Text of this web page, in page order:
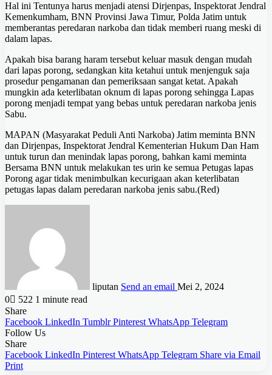
Hal ini Tentunya harus menjadi atensi Dirjenpas, Inspektorat Jendral
Kemenkumham, BNN Provinsi Jawa Timur, Polda Jatim untuk
memberantas peredaran narkoba dan tidak memberi ruang meski di
dalam lapas.
Apakah bisa barang haram tersebut keluar masuk dengan mudah
dari lapas porong, sedangkan kita ketahui untuk menjenguk saja
prosedur pengamanan dan pemeriksaan sangat ketat. Apakah
mungkin ada keterlibatan oknum di lapas porong sehingga Lapas
porong menjadi tempat yang bebas untuk peredaran narkoba jenis
Sabu.
MAPAN (Masyarakat Peduli Anti Narkoba) Jatim meminta BNN
dan Dirjenpas, Inspektorat Jendral Kementerian Hukum Dan Ham
untuk turun dan menindak lapas porong, bahkan kami meminta
Bersama BNN untuk melakukan tes urin ke semua Petugas lapas
Porong agar tidak menimbulkan kecurigaan akan keterlibatan
petugas lapas dalam peredaran narkoba jenis sabu.(Red)
liputan Send an email Mei 2, 2024
0
522 1 minute read
Share
Facebook LinkedIn Tumblr Pinterest WhatsApp Telegram
Follow Us
Share
Facebook LinkedIn Pinterest WhatsApp Telegram Share via Email
Print